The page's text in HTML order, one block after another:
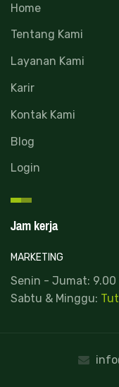
Home
Tentang Kami
Layanan Kami
Karir
Kontak Kami
Blog
Login
Jam kerja
MARKETING
Senin - Jumat: 9.00
Sabtu & Minggu: